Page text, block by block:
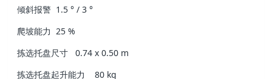
倾斜报警 1.5 ° / 3 °
爬坡能力 25 %
拣选托盘尺寸
0.74 x 0.50 m
拣选托盘起升能力
80 kg